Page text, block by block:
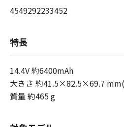
4549292233452
特長
14.4V 約6400mAh
大きさ 約41.5×82.5×69.7
質量 約465 g